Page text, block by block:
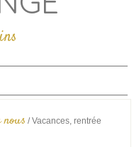
/Vacances, rentrée